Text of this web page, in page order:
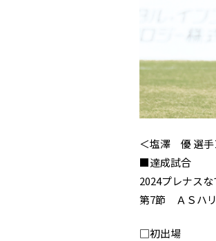
＜塩澤 優 選手
■達成試合
2024プレナス
第7節 ＡＳハリ
□初出場